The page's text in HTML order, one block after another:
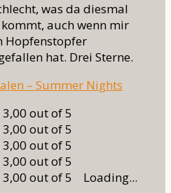
was da diesmal
auch wenn mir
Hopfenstopfer
hat. Drei Sterne.
– Summer Nights
Loading...